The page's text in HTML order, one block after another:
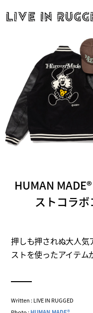
HUMAN
ストコラ
押しも押されぬ大人気
ストを使ったアイテム
Written : LIVE IN RUGGED